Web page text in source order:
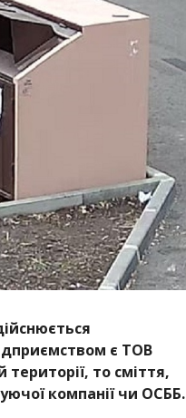
є ТОВ
то сміття,
компанії чи ОСББ.